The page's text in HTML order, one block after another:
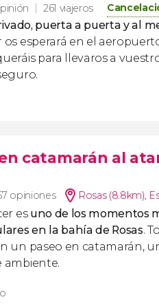
261 viajeros
puerta a puerta y al
os esperará en el
para llevaros a
catamarán al
opiniones Rosas (8.8km),
es uno de los momentos
en la bahía de Rosas.
un paseo en catamarán,
ambiente.